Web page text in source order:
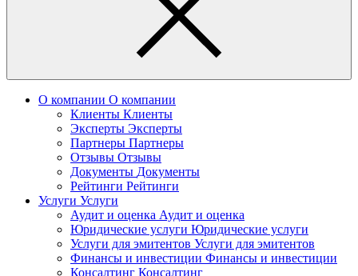
О компании О компании
Клиенты Клиенты
Эксперты Эксперты
Партнеры Партнеры
Отзывы Отзывы
Документы Документы
Рейтинги Рейтинги
Услуги Услуги
Аудит и оценка Аудит и оценка
Юридические услуги Юридические услуги
Услуги для эмитентов Услуги для эмитентов
Финансы и инвестиции Финансы и инвестиции
Консалтинг Консалтинг